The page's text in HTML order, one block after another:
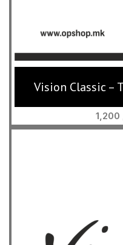
Vision Classic –
1,200